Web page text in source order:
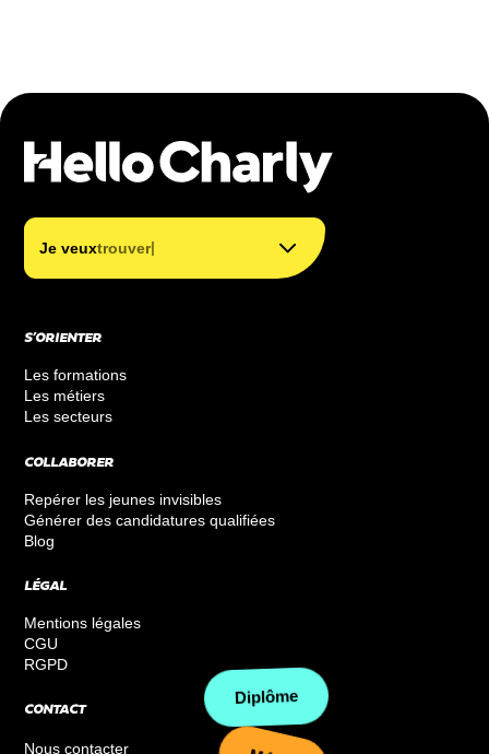
Je veuxtrouver ma f
trouver mon métier
financer ma formation
S’ORIENTER
Les formations
Les métiers
Les secteurs
COLLABORER
Repérer les jeunes invisibles
Générer des candidatures qualifiées
Blog
LÉGAL
Mentions légales
CGU
RGPD
CONTACT
Nous contacter
Diplôme